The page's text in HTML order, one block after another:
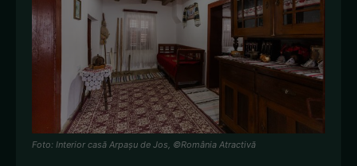
Foto: Interior casă Arpașu de Jos, ©România Atractivă